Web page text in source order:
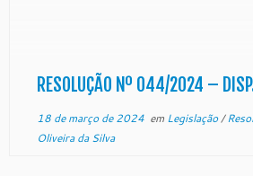
MAGISTRADO
Processo […]
RESOLUÇÃO Nº 044/2024 –
18 de março de 2024em Legislação/
Oliveira da Silva